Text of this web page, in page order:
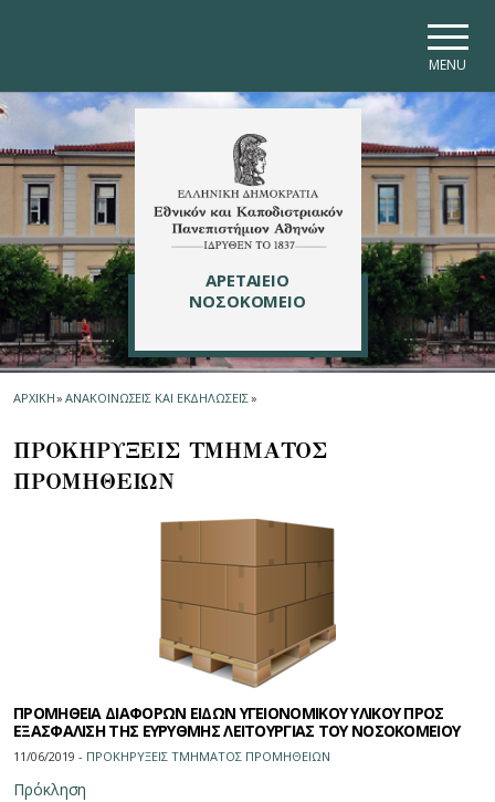
MENU
ΑΡΕΤΑΙΕΙΟ
ΝΟΣΟΚΟΜΕΙΟ
ΑΡΧΙΚΗ» ΑΝΑΚΟΙΝΩΣΕΙΣ ΚΑΙ ΕΚΔΗΛΩΣΕΙΣ»
ΠΡΟΚΗΡΥΞΕΙΣ ΤΜΗΜΑΤΟΣ
ΠΡΟΜΗΘΕΙΩΝ
ΠΡΟΜΗΘΕΙΑ ΔΙΑΦΟΡΩΝ ΕΙΔΩΝ ΥΓΕΙΟΝΟΜΙΚΟΥ ΥΛΙΚΟΥ ΠΡΟΣ
ΕΞΑΣΦΑΛΙΣΗ ΤΗΣ ΕΥΡΥΘΜΗΣ ΛΕΙΤΟΥΡΓΙΑΣ ΤΟΥ ΝΟΣΟΚΟΜΕΙΟΥ
11/06/2019 - ΠΡΟΚΗΡΥΞΕΙΣ ΤΜΗΜΑΤΟΣ ΠΡΟΜΗΘΕΙΩN
Πρόκληση